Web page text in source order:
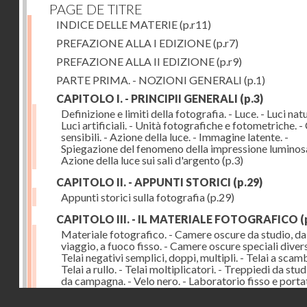
PAGE DE TITRE
INDICE DELLE MATERIE(p.r11)
PREFAZIONE ALLA I EDIZIONE(p.r7)
PREFAZIONE ALLA II EDIZIONE(p.r9)
PARTE PRIMA. - NOZIONI GENERALI (p.1)
CAPITOLO I. - PRINCIPII GENERALI (p.3)
Definizione e limiti della fotografia. - Luce. - Luci
Luci artificiali. - Unità fotografiche e fotometriche. -
sensibili. - Azione della luce. - Immagine latente. -
Spiegazione del fenomeno della impressione
Azione della luce sui sali d'argento (p.3)
CAPITOLO II. - APPUNTI STORICI (p.29)
Appunti storici sulla fotografia(p.29)
CAPITOLO III. - IL MATERIALE FOTOGRAFICO
Materiale fotografico. - Camere oscure da studio, da
viaggio, a fuoco fisso. - Camere oscure speciali
Telai negativi semplici, doppi, multipli. - Telai a
Telai a rullo. - Telai moltiplicatori. - Treppiedi da
da campagna. - Velo nero. - Laboratorio fisso e
Accessorii(p.43)